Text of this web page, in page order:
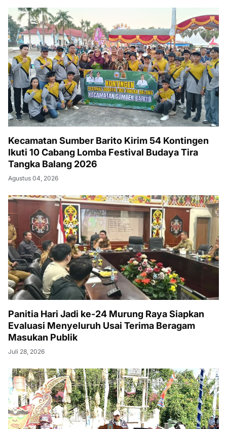
Kecamatan Sumber Barito Kirim 54 Kontingen
Ikuti 10 Cabang Lomba Festival Budaya Tira
Tangka Balang 2026
Agustus 04, 2026
Panitia Hari Jadi ke-24 Murung Raya Siapkan
Evaluasi Menyeluruh Usai Terima Beragam
Masukan Publik
Juli 28, 2026